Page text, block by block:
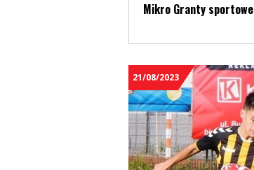
Mikro Granty sportowe
21/08/2023